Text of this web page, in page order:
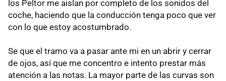
los Peltor me aislan por completo de los sonidos del
coche, haciendo que la conducción tenga poco que ver
con lo que estoy acostumbrado.
Se que el tramo va a pasar ante mi en un abrir y cerrar
de ojos, así que me concentro e intento prestar más
atención a las notas. La mayor parte de las curvas son